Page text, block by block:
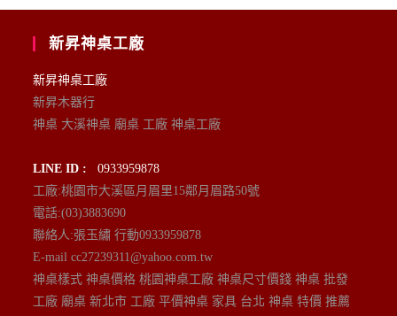
新昇神桌工廠
新昇神桌工廠
新昇木器行
神桌 大溪神桌 廟桌 工廠 神桌工廠
LINE ID :
0933959878
工廠:桃園市大溪區月眉里15鄰月眉路50號
電話:(03)3883690
聯絡人:張玉繡 行動0933959878
E-mail cc27239311@yahoo.com.tw
神桌樣式 神桌價格 桃園神桌工廠 神桌尺寸價錢 神桌 批發
工廠 廟桌 新北市 工廠 平價神桌 家具 台北 神桌 特價 推薦